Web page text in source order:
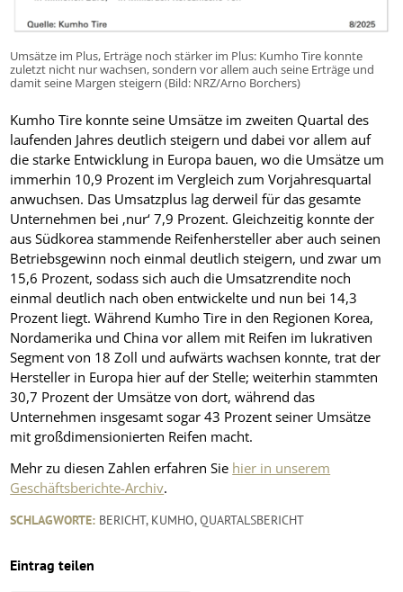
Umsätze im Plus, Erträge noch stärker im Plus: Kumho Tire konnte
zuletzt nicht nur wachsen, sondern vor allem auch seine Erträge und
damit seine Margen steigern (Bild: NRZ/Arno Borchers)
Kumho Tire konnte seine Umsätze im zweiten Quartal des
laufenden Jahres deutlich steigern und dabei vor allem auf
die starke Entwicklung in Europa bauen, wo die Umsätze um
immerhin 10,9 Prozent im Vergleich zum Vorjahresquartal
anwuchsen. Das Umsatzplus lag derweil für das gesamte
Unternehmen bei ‚nur‘ 7,9 Prozent. Gleichzeitig konnte der
aus Südkorea stammende Reifenhersteller aber auch seinen
Betriebsgewinn noch einmal deutlich steigern, und zwar um
15,6 Prozent, sodass sich auch die Umsatzrendite noch
einmal deutlich nach oben entwickelte und nun bei 14,3
Prozent liegt. Während Kumho Tire in den Regionen Korea,
Nordamerika und China vor allem mit Reifen im lukrativen
Segment von 18 Zoll und aufwärts wachsen konnte, trat der
Hersteller in Europa hier auf der Stelle; weiterhin stammten
30,7 Prozent der Umsätze von dort, während das
Unternehmen insgesamt sogar 43 Prozent seiner Umsätze
mit großdimensionierten Reifen macht.
Mehr zu diesen Zahlen erfahren Sie hier in unserem
Geschäftsberichte-Archiv.
SCHLAGWORTE: BERICHT, KUMHO,QUARTALSBERICHT
Eintrag teilen